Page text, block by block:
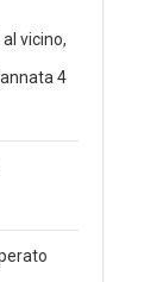
vicino,
4